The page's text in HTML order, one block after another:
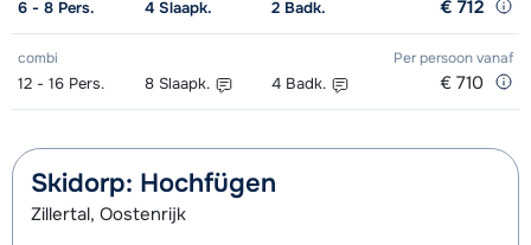
Bronze Ski's + Schoenen + Stokken
(8 dagen)
€ 146,00
Bronze Schoenen (8 dagen)
6 - 8 Pers. 4 Slaapk. 2 Badk. € 712
combi Per persoonvanaf
12 - 16 Pers. 8 Slaapk. 4 Badk. € 710
Skidorp: Hochfügen
Zillertal, Oostenrijk